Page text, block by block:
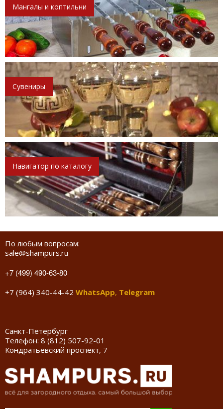
Мангалы и коптильни
Сувениры
Навигатор по каталогу
По любым вопросам:
sale@shampurs.ru
+7 (499) 490-63-80
+7 (964) 340-44-42 WhatsApp, Telegram
Санкт-Петербург
Телефон: 8 (812) 507-92-01
Кондратьевский проспект, 7